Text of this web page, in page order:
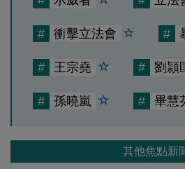
# 衝擊立法會 #
# 王宗堯 # 劉頴
# 孫曉嵐 # 畢慧
其他焦點新